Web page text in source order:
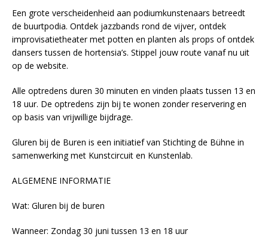
Een grote verscheidenheid aan podiumkunstenaars betreedt
de buurtpodia. Ontdek jazzbands rond de vijver, ontdek
improvisatietheater met potten en planten als props of ontdek
dansers tussen de hortensia’s. Stippel jouw route vanaf nu uit
op de website.
Alle optredens duren 30 minuten en vinden plaats tussen 13 en
18 uur. De optredens zijn bij te wonen zonder reservering en
op basis van vrijwillige bijdrage.
Gluren bij de Buren is een initiatief van Stichting de Bühne in
samenwerking met Kunstcircuit en Kunstenlab.
ALGEMENE INFORMATIE
Wat: Gluren bij de buren
Wanneer: Zondag 30 juni tussen 13 en 18 uur